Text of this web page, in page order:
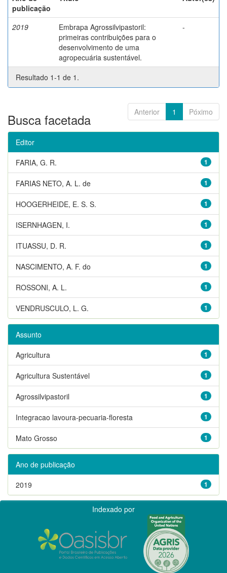
publicação
2019
Embrapa Agrossilvipastoril:
primeiras contribuições para o
desenvolvimento de uma
agropecuária sustentável.
-
Resultado 1-1 de 1.
Anterior 1 Póximo
Busca facetada
Editor
1
FARIA, G. R.
1
FARIAS NETO, A. L. de
1
HOOGERHEIDE, E. S. S.
1
ISERNHAGEN, I.
1
ITUASSU, D. R.
1
NASCIMENTO, A. F. do
1
ROSSONI, A. L.
1
VENDRUSCULO, L. G.
Assunto
1
Agricultura
1
Agricultura Sustentável
1
Agrossilvipastoril
1
Integracao lavoura-pecuaria-floresta
1
Mato Grosso
Ano de publicação
1
2019
Indexado por